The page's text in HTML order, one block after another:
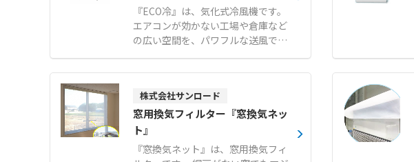
『ECO冷』は、気化式冷風機です。
エアコンが効かない工場や倉庫など
の広い空間を、パワフルな送風で快
適にする暑さ対策製品です。 スポッ
トクーラーのような排熱ダクトがな
を選ばず冷やした空気を無駄なく届
けます。 エアコンに比べて低消費電
力であり、広い空間の暑さ対策を低
コストで実現できます。 約80°のオ
ートスイング機能を搭載し、広い作
株式会社サンロード
窓用換気フィルター『窓換気ネッ
ト』
『窓換気ネット』は、窓用換気フィ